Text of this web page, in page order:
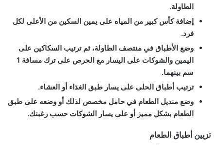
الطاولة.
إضافة كأس كبير من المياه على يمين السكين من الأعلى لكل
فرد.
وضع الأطباق في منتصف الطاولة، ثم ترتيب السكاكين على
اليمين والشوكات على اليسار مع الحرص على ترك مسافة 1
سم بينهما.
ترتيب أطباق الحلى على يسار طبق الغذاء أو العشاء.
وضع منديل الطعام في حامل مخصص لذلك أو وضعه على طبق
الطعام بشكل مميز أو على يسار الشوكات حسب رغبتك.
تزيين أطباق الطعام